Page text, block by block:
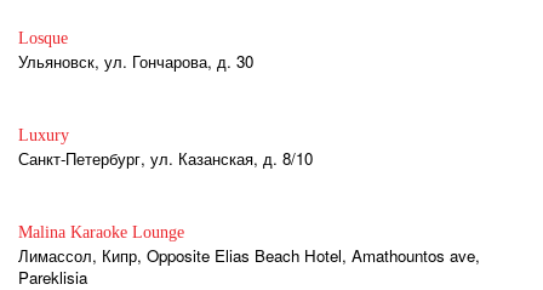
Losque
Ульяновск, ул. Гончарова, д. 30
Luxury
Санкт-Петербург, ул. Казанская, д. 8/10
Malina Karaoke Lounge
Лимассол, Кипр, Opposite Elias Beach Hotel, Amathountos ave,
Pareklisia